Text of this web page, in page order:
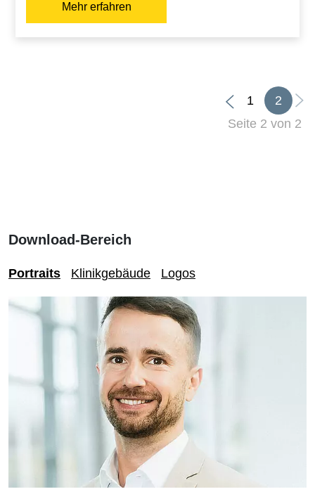
Mehr erfahren
1
2
Seite 2 von 2
Download-Bereich
Portraits Klinikgebäude Logos